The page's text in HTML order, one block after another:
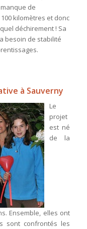
de
kilomètres et donc
déchirement ! Sa
besoin de stabilité
à Sauverny
Le
projet
est né
de la
Ensemble, elles ont
sont confrontés les